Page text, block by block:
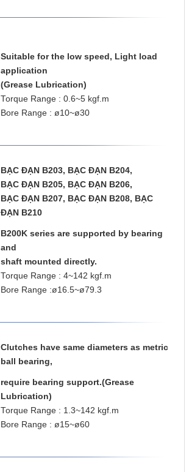
Suitable for the low speed, Light load
application
(Grease Lubrication)
Torque Range : 0.6~5 kgf.m
Bore Range : ø10~ø30
BẠC ĐẠN B203, BẠC ĐẠN B204,
BẠC ĐẠN B205, BẠC ĐẠN B206,
BẠC ĐẠN B207, BẠC ĐẠN B208, BẠC
ĐẠN B210
B200K series are supported by bearing
and
shaft mounted directly.
Torque Range : 4~142 kgf.m
Bore Range :ø16.5~ø79.3
Clutches have same diameters as metric
ball bearing,
require bearing support.(Grease
Lubrication)
Torque Range : 1.3~142 kgf.m
Bore Range : ø15~ø60